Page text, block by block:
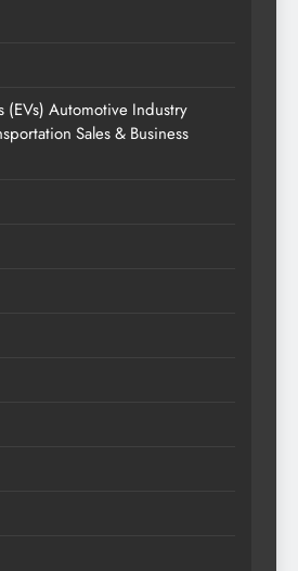
(EVs) Automotive Industry
Sales & Business